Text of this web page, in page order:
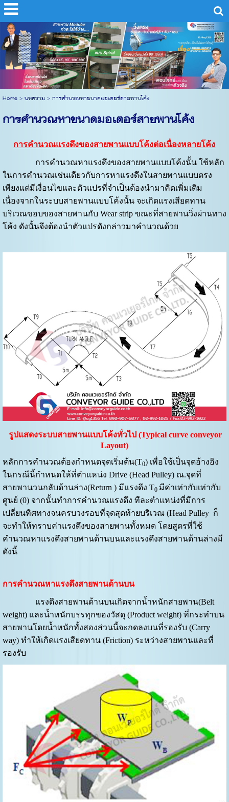
Home> บทความ> การคำนวณหาขนาดมอเตอร์สายพานโค้ง
การคำนวณหาขนาดมอเตอร์สายพานโค้ง
การคำนวณแรงดึงของสายพานแบบโค้งต่อเนื่องหลายโค้ง
การคำนวณหาแรงดึงของสายพานแบบโค้งนั้น ใช้หลัก
ในการคำนวณเช่นเดียวกับการหาแรงดึงในสายพานแบบตรง
เพียงแต่มีเงื่อนไขและตัวแปรที่จำเป็นต้องนำมาคิดเพิ่มเติม
เนื่องจากในระบบสายพานแบบโค้งนั้น จะเกิดแรงเสียดทาน
บริเวณขอบของสายพานกับ Wear strip ขณะที่สายพานวิ่งผ่านทาง
โค้ง ดังนั้นจึงต้องนำตัวแปรดังกล่าวมาคำนวณด้วย
รูปแสดงระบบสายพานแบบโค้งทั่วไป(Typical curve conveyor
Layout)
หลักการคำนวณต้องกำหนดจุดเริ่มต้น(T0) เพื่อใช้เป็นจุดอ้างอิง
ในกรณีนี้กำหนดให้ที่ตำแหน่ง Drive (Head Pulley) ณ.จุดที่
สายพานวนกลับด้านล่าง(Return ) มีแรงดึง T0 มีค่าเท่ากับเท่ากับ
ศูนย์ (0) จากนั้นทำการคำนวณแรงดึง ทีละตำแหน่งที่มีการ
เปลี่ยนทิศทางจนครบวงรอบที่จุดสุดท้ายบริเวณ (Head Pulley ก็
จะทำให้ทราบค่าแรงดึงของสายพานทั้งหมด โดยสูตรที่ใช้
คำนวณหาแรงดึงสายพานด้านบนและแรงดึงสายพานด้านล่างมี
ดังนี้
การคำนวณหาแรงดึงสายพานด้านบน
แรงดึงสายพานด้านบนเกิดจากน้ำหนักสายพาน(Belt
weight) และน้ำหนักบรรทุกของวัสดุ (Product weight) ที่กระทำบน
สายพานโดยน้ำหนักทั้งสองส่วนนี้จะกดลงบนที่รองรับ (Carry
way) ทำให้เกิดแรงเสียดทาน (Friction) ระหว่างสายพานและที่
รองรับ